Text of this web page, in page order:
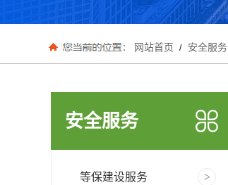
网站首页 / 安全服务
安全服务
等保建设服务